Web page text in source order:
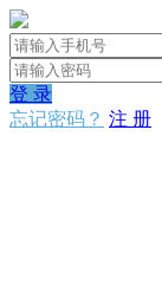
登 录
忘记密码？ 注 册